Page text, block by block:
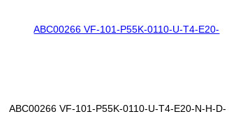
ABC00266 VF-101-P55K-0110-U-T4-E20-N-H-D-